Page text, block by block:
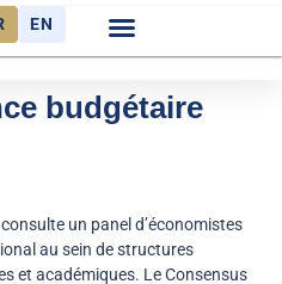
EN
budgétaire
un panel d’économistes
au sein de structures
et académiques. Le Consensus